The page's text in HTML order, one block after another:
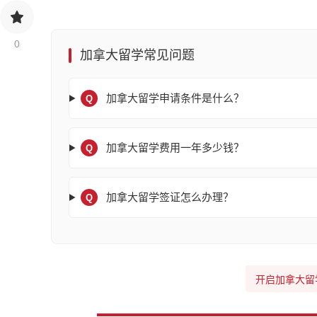
0
加拿大留学常见问题
Q 加拿大留学申请条件是什么？
Q 加拿大留学费用一年多少钱？
Q 加拿大留学签证怎么办理？
开启加拿大